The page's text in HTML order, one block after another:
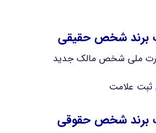
برند شخص حقیقی
ملی شخص مالک جدید
علامت
برند شخص حقوقی